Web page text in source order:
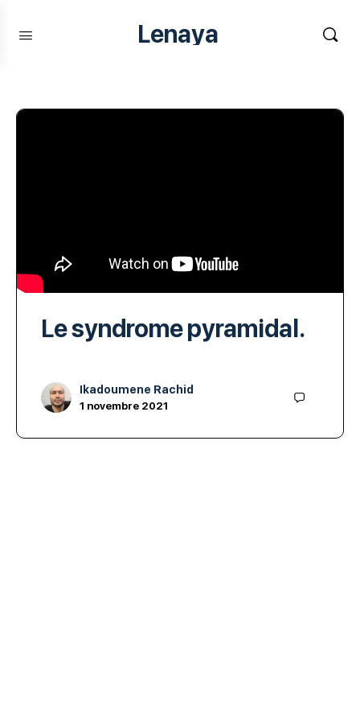
Lenaya
Le syndrome pyramidal.
Ikadoumene Rachid
1 novembre 2021